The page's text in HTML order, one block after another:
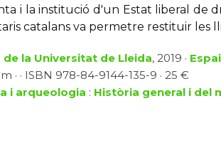
i la institució d'un Estat liberal de
catalans va permetre restituir les
de la Universitat de Lleida, 2019 ·
· · ISBN 978-84-9144-135-9 · 25 €
i arqueologia : Història general i del